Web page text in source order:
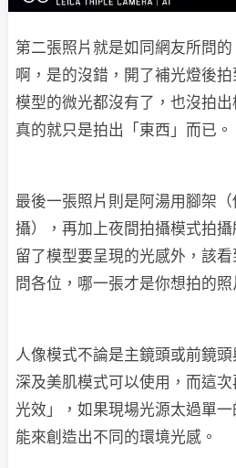
第二張照片就是如同網友所問
啊，是的沒錯，開了補光燈後
模型的微光都沒有了，也沒拍出
真的就只是拍出「東西」而已。
最後一張照片則是阿湯用腳架
攝），再加上夜間拍攝模式拍
留了模型要呈現的光感外，該
問各位，哪一張才是你想拍的照
人像模式不論是主鏡頭或前鏡
深及美肌模式可以使用，而這
光效」，如果現場光源太過單
能來創造出不同的環境光感。